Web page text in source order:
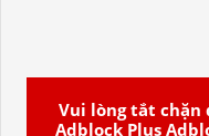
Vui lòng tắt chặn
Adblock Plus